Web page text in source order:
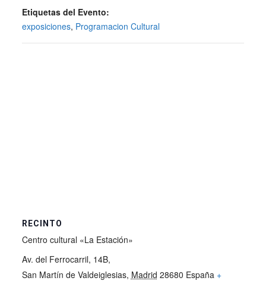
Etiquetas del Evento:
exposiciones, Programacion Cultural
RECINTO
Centro cultural «La Estación»
Av. del Ferrocarril, 14B,
San Martín de Valdeiglesias, Madrid 28680 España +